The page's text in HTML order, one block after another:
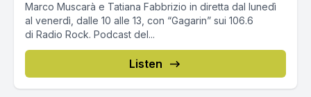
Marco Muscarà e Tatiana Fabbrizio in diretta dal lunedì
al venerdì, dalle 10 alle 13, con “Gagarin” sui 106.6
di Radio Rock. Podcast del...
Listen